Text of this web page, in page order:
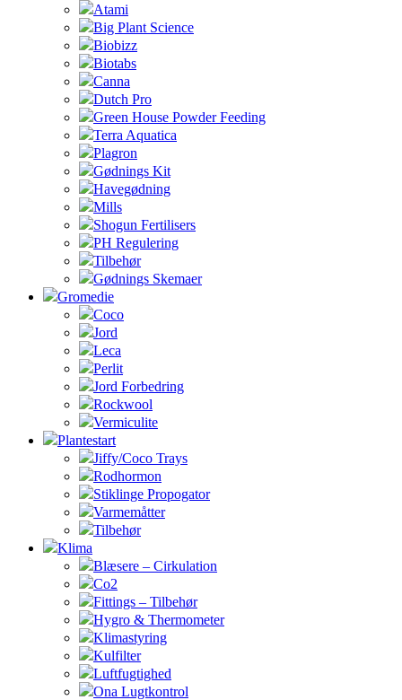
Atami
Big Plant Science
Biobizz
Biotabs
Canna
Dutch Pro
Green House Powder Feeding
Terra Aquatica
Plagron
Gødnings Kit
Havegødning
Mills
Shogun Fertilisers
PH Regulering
Tilbehør
Gødnings Skemaer
Gromedie
Coco
Jord
Leca
Perlit
Jord Forbedring
Rockwool
Vermiculite
Plantestart
Jiffy/Coco Trays
Rodhormon
Stiklinge Propogator
Varmemåtter
Tilbehør
Klima
Blæsere – Cirkulation
Co2
Fittings – Tilbehør
Hygro & Thermometer
Klimastyring
Kulfilter
Luftfugtighed
Ona Lugtkontrol